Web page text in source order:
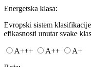
Energetska klasa:
Evropski sistem
efikasnosti unutar svake
A+++ A++
A+